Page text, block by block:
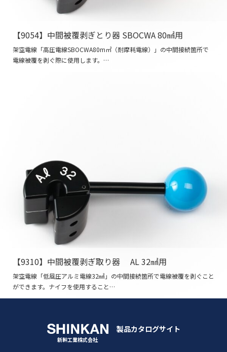
【9054】中間被覆剥ぎとり器 SBOCWA 80㎟用
架空電線「高圧電線SBOCWA80m㎡（耐摩耗電線）」の中間接続箇所で
電線被覆を剥ぐ際に使用します。…
【9310】中間被覆剥ぎ取り器 AL 32㎟用
架空電線「低風圧アルミ電線32㎟」の中間接続箇所で電線被覆を剥ぐこと
ができます。ナイフを使用すること…
製品カタログサイト
新幹工業株式会社